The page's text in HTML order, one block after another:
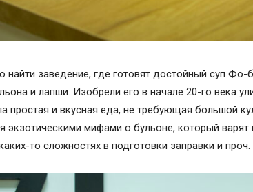
найти заведение, где готовят достойный суп Фо-
и лапши. Изобрели его в начале 20-го века
простая и вкусная еда, не требующая большой
экзотическими мифами о бульоне, который варят
то сложностях в подготовки заправки и проч.